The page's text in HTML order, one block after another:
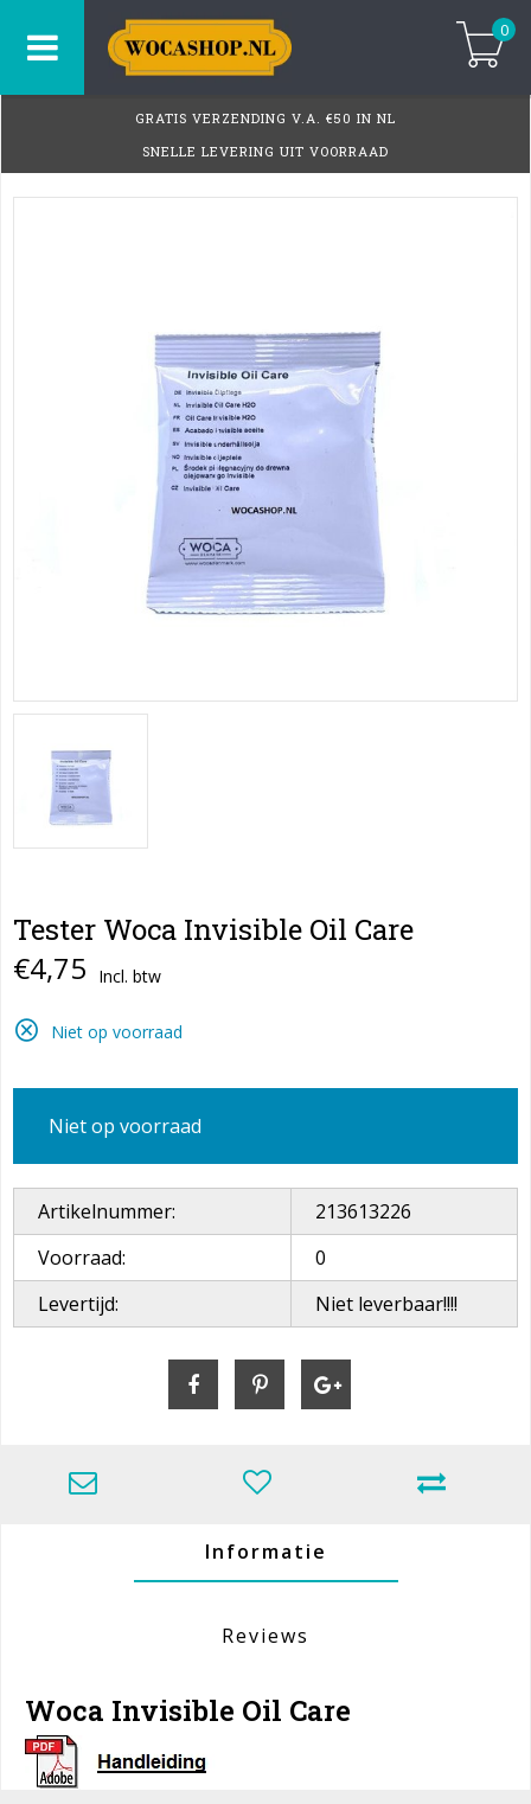
0
GRATIS VERZENDING V.A. €50 IN NL
SNELLE LEVERING UIT VOORRAAD
Tester Woca Invisible Oil Care
€4,75 Incl. btw
Niet op voorraad
Niet op voorraad
Artikelnummer:
213613226
Voorraad:
0
Levertijd:
Niet leverbaar!!!!
Informatie
Reviews
Woca Invisible Oil Care